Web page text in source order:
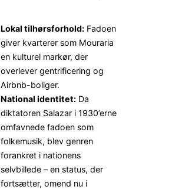
Lokal tilhørsforhold: Fadoen
giver kvarterer som Mouraria
en kulturel markør, der
overlever gentrificering og
Airbnb-boliger.
National identitet: Da
diktatoren Salazar i 1930’erne
omfavnede fadoen som
folkemusik, blev genren
forankret i nationens
selvbillede – en status, der
fortsætter, omend nu i